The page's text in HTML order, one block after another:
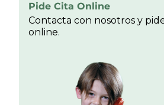
Pide Cita Online
Contacta con nosotros y
online.